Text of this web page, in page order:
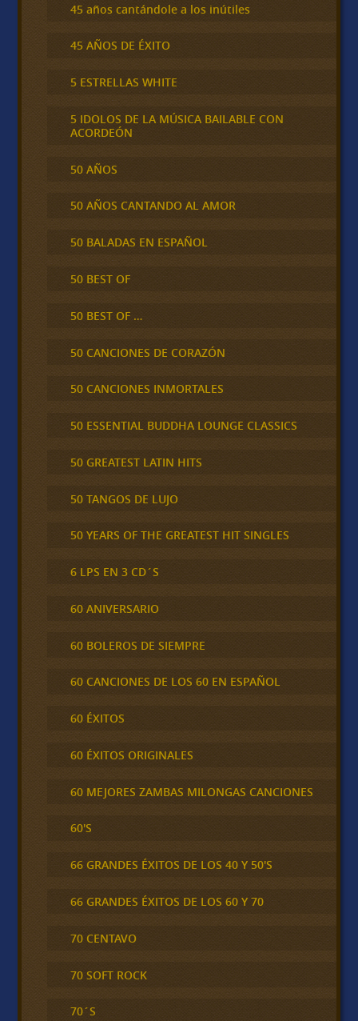
45 años cantándole a los inútiles
45 AÑOS DE ÉXITO
5 ESTRELLAS WHITE
5 IDOLOS DE LA MÚSICA BAILABLE CON
ACORDEÓN
50 AÑOS
50 AÑOS CANTANDO AL AMOR
50 BALADAS EN ESPAÑOL
50 BEST OF
50 BEST OF …
50 CANCIONES DE CORAZÓN
50 CANCIONES INMORTALES
50 ESSENTIAL BUDDHA LOUNGE CLASSICS
50 GREATEST LATIN HITS
50 TANGOS DE LUJO
50 YEARS OF THE GREATEST HIT SINGLES
6 LPS EN 3 CD´S
60 ANIVERSARIO
60 BOLEROS DE SIEMPRE
60 CANCIONES DE LOS 60 EN ESPAÑOL
60 ÉXITOS
60 ÉXITOS ORIGINALES
60 MEJORES ZAMBAS MILONGAS CANCIONES
60'S
66 GRANDES ÉXITOS DE LOS 40 Y 50'S
66 GRANDES ÉXITOS DE LOS 60 Y 70
70 CENTAVO
70 SOFT ROCK
70´S